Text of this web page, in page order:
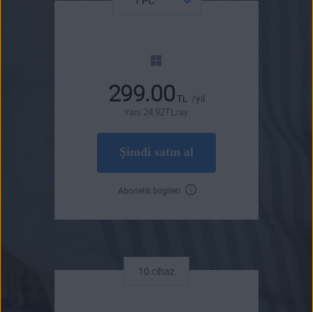
299.00TL /yıl
Yani 24,92TL /ay.
Şimdi satın al
Abonelik bilgileri
10 cihaz